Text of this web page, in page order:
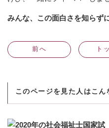
みんな、この面白さを知らず
前へ ト
このページを見た人はこ